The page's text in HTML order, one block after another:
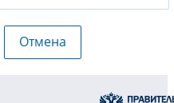
Отмена